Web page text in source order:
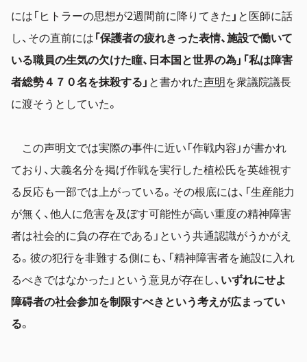
には「ヒトラーの思想が2週間前に降りてきた 」 と医師に話
し、その直前には「保護者の疲れきった表情、施設で働いて
いる職員の生気の欠けた瞳、日本国と世界の為」「私は障害
者総勢４７０名を抹殺する」 と書かれた声明を衆議院議長
に渡そうとしていた。
この声明文では実際の事件に近い「作戦内容」が書かれ
ており、大義名分を掲げ作戦を実行した植松氏を英雄視す
る反応も一部では上がっている。その根底には、「生産能力
が無く、他人に危害を及ぼす可能性が高い重度の精神障害
者は社会的に負の存在である」という共通認識がうかがえ
る。彼の犯行を非難する側にも、「精神障害者を施設に入れ
るべきではなかった」という意見が存在し、 いずれにせよ
障碍者の社会参加を制限すべきという考えが広まってい
る。